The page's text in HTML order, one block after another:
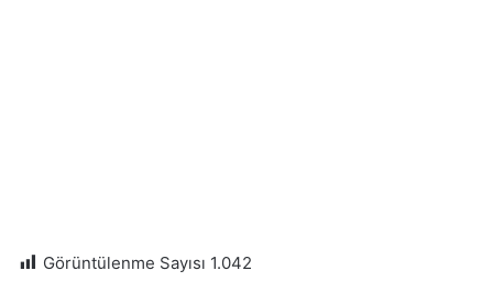
Görüntülenme Sayısı 1.042